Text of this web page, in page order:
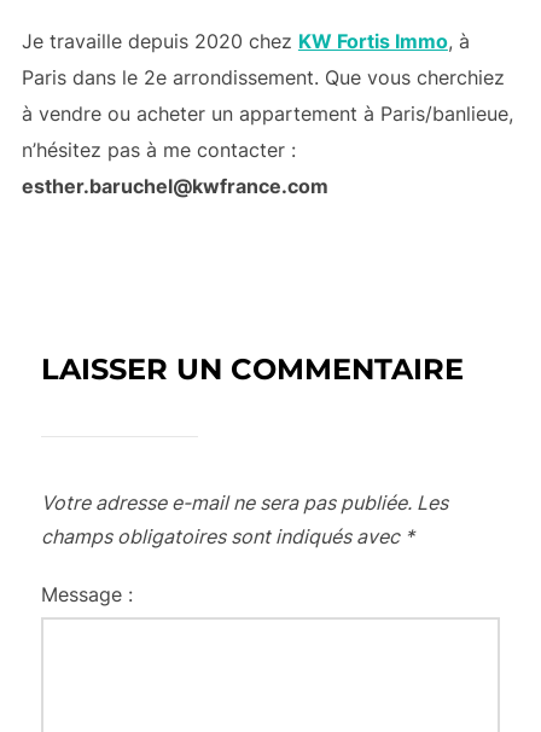
Je travaille depuis 2020 chez KW Fortis Immo, à
Paris dans le 2e arrondissement. Que vous cherchiez
à vendre ou acheter un appartement à Paris/banlieue,
n’hésitez pas à me contacter :
esther.baruchel@kwfrance.com
LAISSER UN COMMENTAIRE
Votre adresse e-mail ne sera pas publiée. Les
champs obligatoires sont indiqués avec *
Message :